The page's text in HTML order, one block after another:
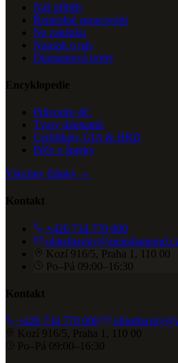
Náš příběh
Řemeslné zpracování
Na zakázku
Napsali o nás
Diamantová trofej
Encyklopedie
Průvodce 4C
Tvary diamantů
Certifikáty GIA & HRD
Péče o šperky
Všechny články →
Kontakt
+420 734 770 000
Kozí 916/5, Praha 1, 110 00
Po–Pá 09:00–16:30
Kontakt
+420 734 770 000
Kozí 916/5, Praha 1, 110 00
Po–Pá 09:00–16:30